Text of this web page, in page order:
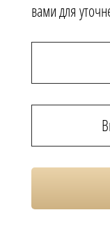
вами для